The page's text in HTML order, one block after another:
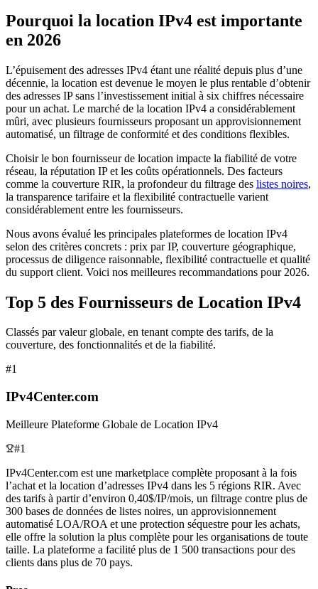
Pourquoi la location IPv4 est importante
en 2026
L’épuisement des adresses IPv4 étant une réalité depuis plus d’une
décennie, la location est devenue le moyen le plus rentable d’obtenir
des adresses IP sans l’investissement initial à six chiffres nécessaire
pour un achat. Le marché de la location IPv4 a considérablement
mûri, avec plusieurs fournisseurs proposant un approvisionnement
automatisé, un filtrage de conformité et des conditions flexibles.
Choisir le bon fournisseur de location impacte la fiabilité de votre
réseau, la réputation IP et les coûts opérationnels. Des facteurs
comme la couverture RIR, la profondeur du filtrage des listes noires,
la transparence tarifaire et la flexibilité contractuelle varient
considérablement entre les fournisseurs.
Nous avons évalué les principales plateformes de location IPv4
selon des critères concrets : prix par IP, couverture géographique,
processus de diligence raisonnable, flexibilité contractuelle et qualité
du support client. Voici nos meilleures recommandations pour 2026.
Top 5 des Fournisseurs de Location IPv4
Classés par valeur globale, en tenant compte des tarifs, de la
couverture, des fonctionnalités et de la fiabilité.
#1
IPv4Center.com
Meilleure Plateforme Globale de Location IPv4
#1
IPv4Center.com est une marketplace complète proposant à la fois
l’achat et la location d’adresses IPv4 dans les 5 régions RIR. Avec
des tarifs à partir d’environ 0,40$/IP/mois, un filtrage contre plus de
300 bases de données de listes noires, un approvisionnement
automatisé LOA/ROA et une protection séquestre pour les achats,
elle offre la solution la plus complète pour les organisations de toute
taille. La plateforme a facilité plus de 1 500 transactions pour des
clients dans plus de 70 pays.